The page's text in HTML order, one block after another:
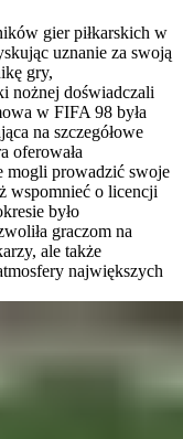
gier piłkarskich w
uznanie za swoją
gry,
nożnej doświadczali
w FIFA 98 była
na szczegółowe
oferowała
mogli prowadzić swoje
wspomnieć o licencji
było
graczom na
ale także
największych